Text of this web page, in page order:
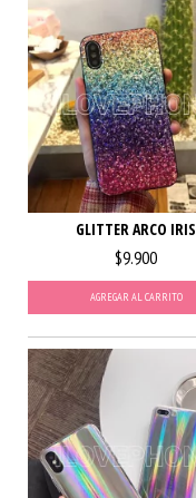
GLITTER ARCO IRIS
$9.900
AGREGAR AL CARRITO